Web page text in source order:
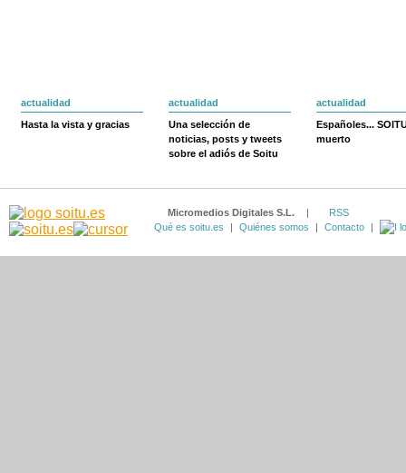
actualidad
Hasta la vista y gracias
actualidad
Una selección de
noticias, posts y tweets
sobre el adiós de Soitu
actualidad
Españoles...
muerto
Micromedios Digitales S.L. |
RSS
Qué es soitu.es
| Quiénes somos | Contacto |